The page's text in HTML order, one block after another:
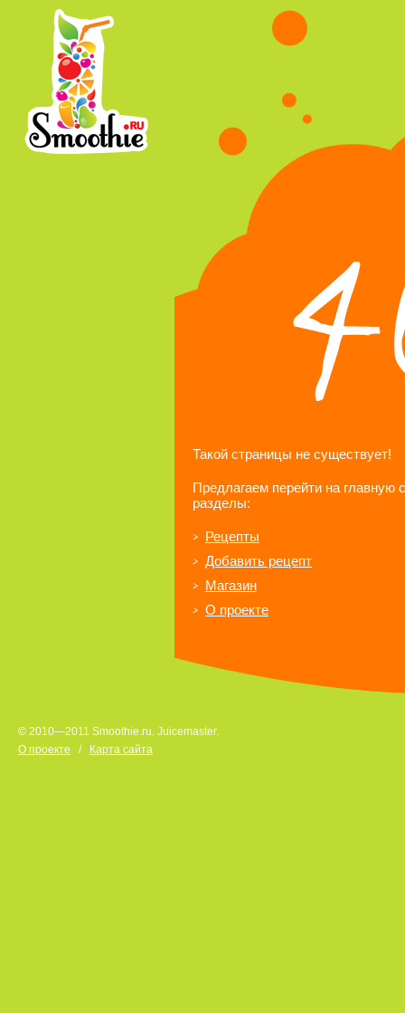
Такой страницы не существует!
Предлагаем перейти на
разделы:
Рецепты
Добавить рецепт
Магазин
О проекте
© 2010—2011 Smoothie.ru. Juicemaster.
О проекте / Карта сайта